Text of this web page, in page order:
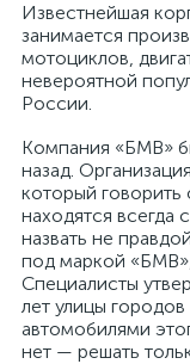
Известнейшая
занимается
мотоциклов,
невероятной
России.
Компания «БМВ»
назад.
который говорить
находятся всегда
назвать не
под маркой
Специалисты
лет улицы
автомобилями
нет — решать